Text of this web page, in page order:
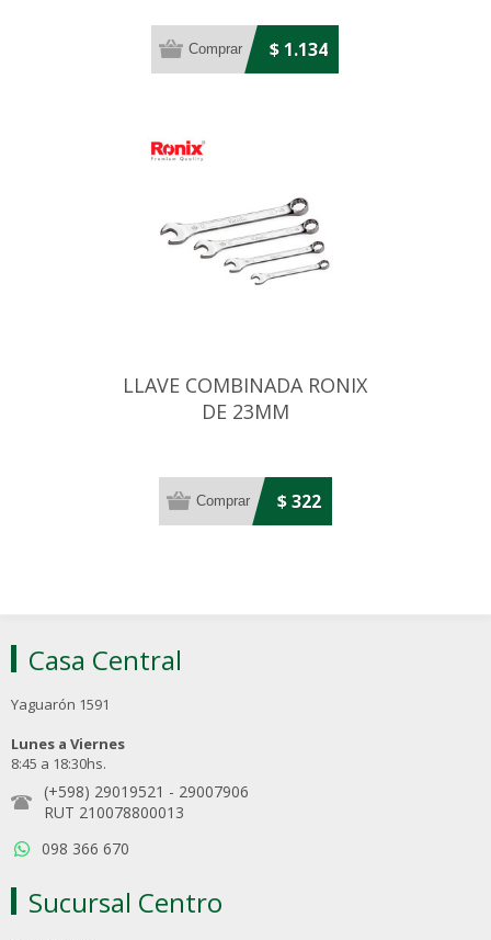
$ 1.134
LLAVE COMBINADA RONIX
DE 23MM
$ 322
Casa Central
Yaguarón 1591
Lunes a Viernes
8:45 a 18:30hs.
(+598) 29019521 - 29007906
RUT 210078800013
098 366 670
Sucursal Centro